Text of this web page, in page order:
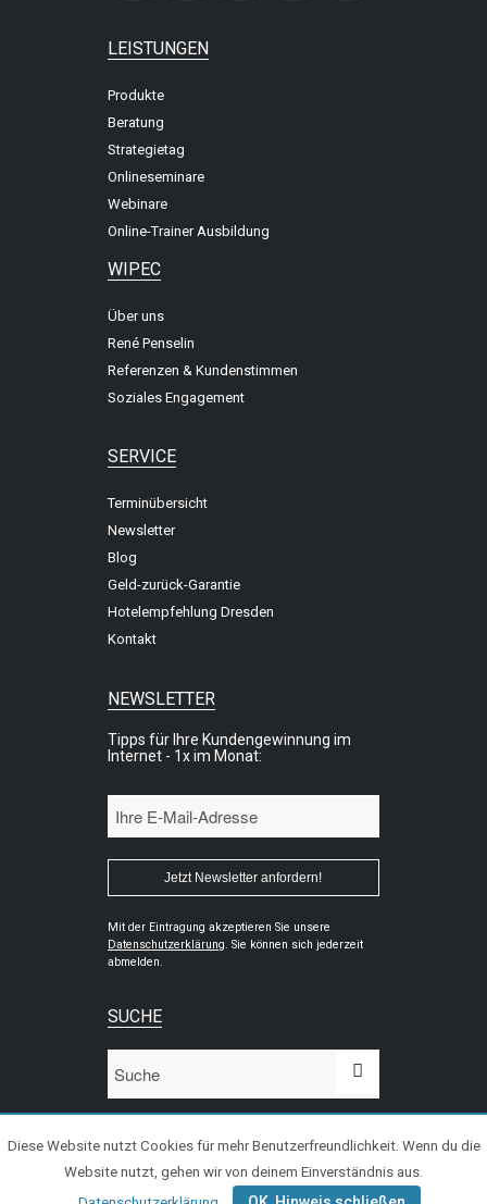
LEISTUNGEN
Produkte
Beratung
Strategietag
Onlineseminare
Webinare
Online-Trainer Ausbildung
WIPEC
Über uns
René Penselin
Referenzen & Kundenstimmen
Soziales Engagement
SERVICE
Terminübersicht
Newsletter
Blog
Geld-zurück-Garantie
Hotelempfehlung Dresden
Kontakt
NEWSLETTER
Tipps für Ihre Kundengewinnung im
Internet - 1x im Monat:
Mit der Eintragung akzeptieren Sie unsere
Datenschutzerklärung. Sie können sich jederzeit
abmelden.
SUCHE
© 2020 WiPeC - Kundengewinnung im Internet
Diese Website nutzt Cookies für mehr Benutzerfreundlichkeit. Wenn du die
Website nutzt, gehen wir von deinem Einverständnis aus.